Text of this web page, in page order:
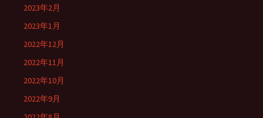
2023年2月
2023年1月
2022年12月
2022年11月
2022年10月
2022年9月